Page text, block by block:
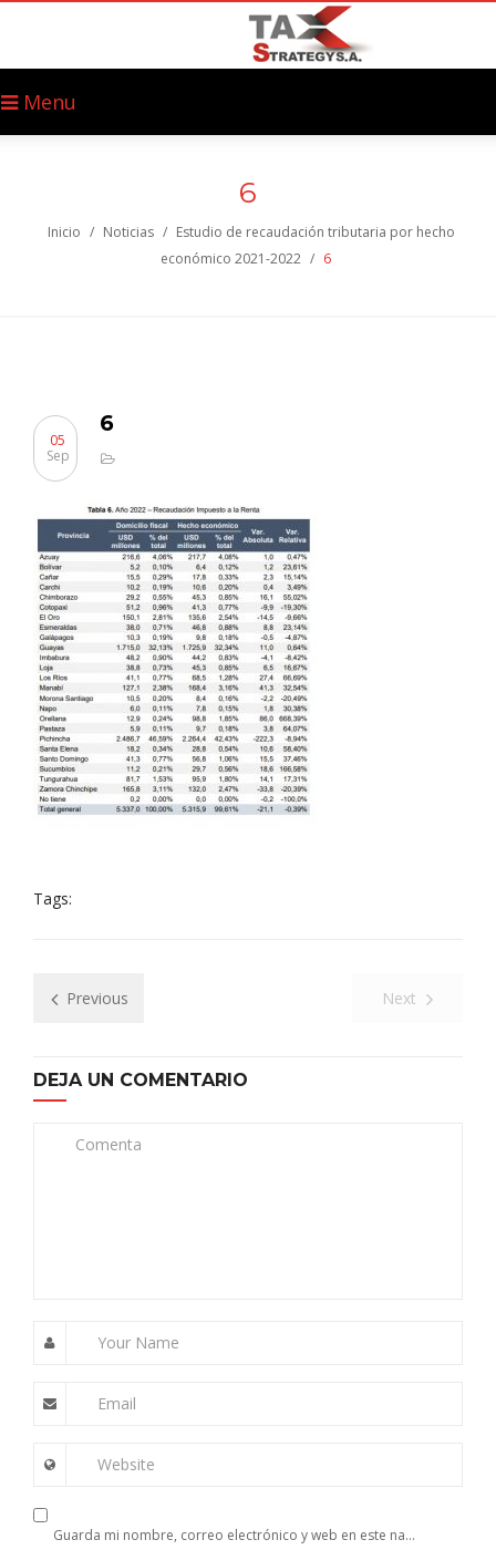
Menu
6
Inicio / Noticias / Estudio de recaudación tributaria por hecho
económico 2021-2022 / 6
6
05
Sep
Tags:
Previous Next
DEJA UN COMENTARIO
Comenta
Your Name
Email
Website
Guarda mi nombre, correo electrónico y web en este navegador para la próxima vez que comente.